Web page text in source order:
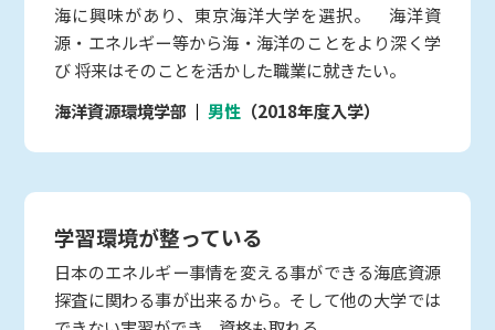
海に興味があり、東京海洋大学を選択。 海洋資
源・エネルギー等から海・海洋のことをより深く学
び 将来はそのことを活かした職業に就きたい。
海洋資源環境学部
男性 （2018年度入学）
学習環境が整っている
日本のエネルギー事情を変える事ができる海底資源
探査に関わる事が出来るから。そして他の大学では